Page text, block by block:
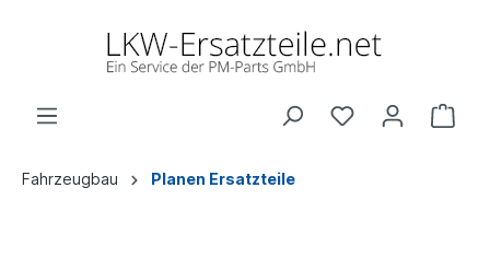
Fahrzeugbau Planen Ersatzteile